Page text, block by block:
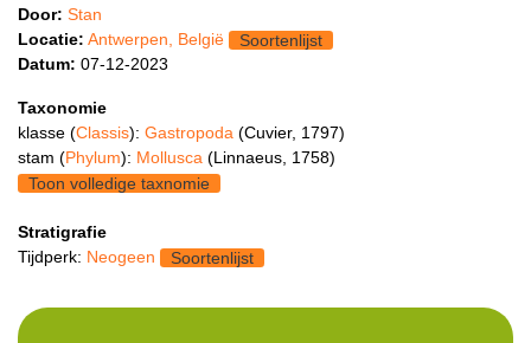
Door: Stan
Locatie: Antwerpen, België
Soortenlijst
Datum: 07-12-2023
Taxonomie
klasse (Classis): Gastropoda (Cuvier, 1797)
stam (Phylum): Mollusca (Linnaeus, 1758)
Toon volledige taxnomie
Stratigrafie
Tijdperk: Neogeen Soortenlijst